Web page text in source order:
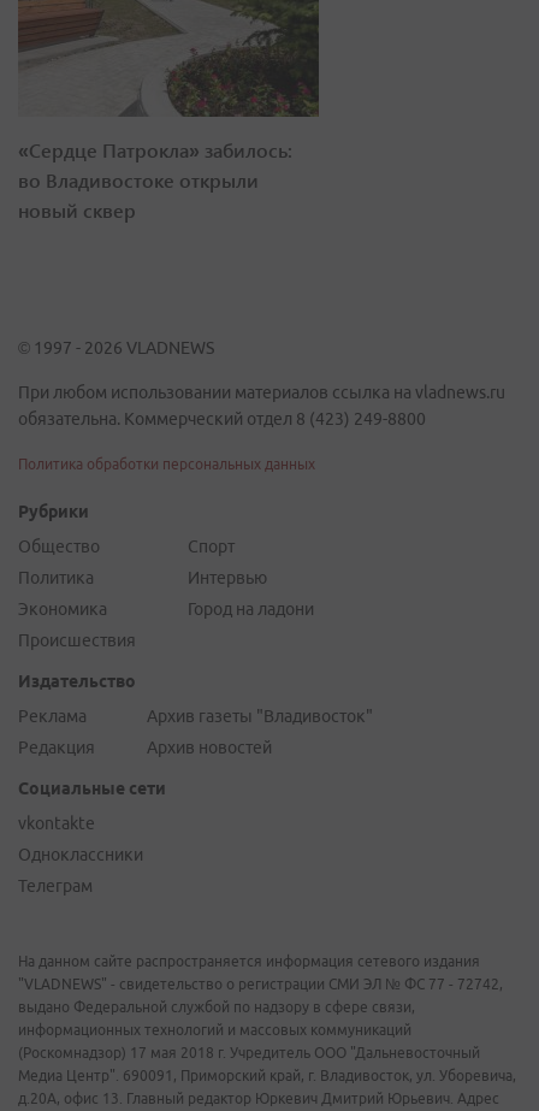
«Сердце Патрокла» забилось:
во Владивостоке открыли
новый сквер
© 1997 - 2026 VLADNEWS
При любом использовании материалов ссылка на vladnews.ru
обязательна. Коммерческий отдел 8 (423) 249-8800
Политика обработки персональных данных
Рубрики
Общество
Политика
Экономика
Происшествия
Спорт
Интервью
Город на ладони
Издательство
Реклама
Редакция
Архив газеты "Владивосток"
Архив новостей
Социальные сети
vkontakte
Одноклассники
Телеграм
На данном сайте распространяется информация сетевого издания
"VLADNEWS" - свидетельство о регистрации СМИ ЭЛ № ФС 77 - 72742,
выдано Федеральной службой по надзору в сфере связи,
информационных технологий и массовых коммуникаций
(Роскомнадзор) 17 мая 2018 г. Учредитель ООО "Дальневосточный
Медиа Центр". 690091, Приморский край, г. Владивосток, ул. Уборевича,
д.20А, офис 13. Главный редактор Юркевич Дмитрий Юрьевич. Адрес